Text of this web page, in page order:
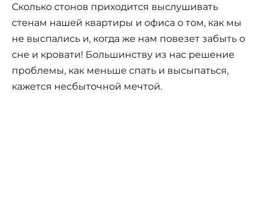
Сколько стонов приходится выслушивать
стенам нашей квартиры и офиса о том, как мы
не выспались и, когда же нам повезет забыть о
сне и кровати! Большинству из нас решение
проблемы, как меньше спать и высыпаться,
кажется несбыточной мечтой.